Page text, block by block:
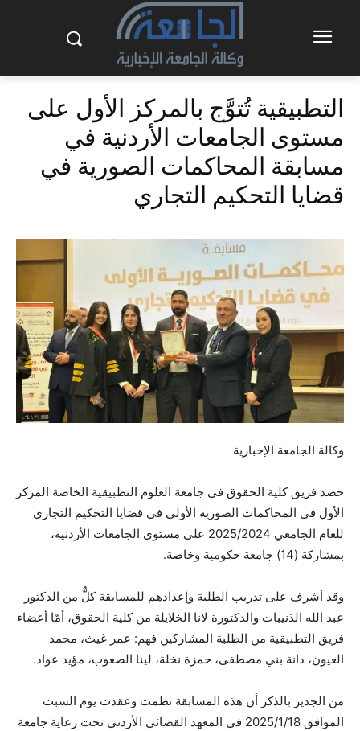
التطبيقية تُتوَّج بالمركز الأول على
مستوى الجامعات الأردنية في
مسابقة المحاكمات الصورية في
قضايا التحكيم التجاري
وكالة الجامعة الإخبارية
حصد فريق كلية الحقوق في جامعة العلوم التطبيقية الخاصة المركز
الأول في المحاكمات الصورية الأولى في قضايا التحكيم التجاري
للعام الجامعي 2025/2024 على مستوى الجامعات الأردنية،
بمشاركة (14) جامعة حكومية وخاصة.
وقد أشرف على تدريب الطلبة وإعدادهم للمسابقة كلٌّ من الدكتور
عبد الله الذنيبات والدكتورة لانا الخلايلة من كلية الحقوق، أمّا أعضاء
فريق التطبيقية من الطلبة المشاركين فهم: عمر غيث، محمد
العيون، دانة بني مصطفى، حمزة نخلة، لينا الصعوب، مؤيد عواد.
من الجدير بالذكر أن هذه المسابقة نظمت وعقدت يوم السبت
الموافق 2025/1/18 في المعهد القضائي الأردني تحت رعاية جامعة